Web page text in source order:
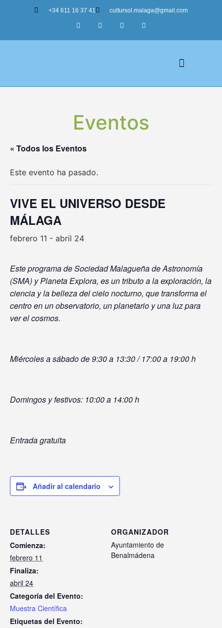
+34 611 16 37 41 cultursol.malaga@gmail.com
Eventos
« Todos los Eventos
Este evento ha pasado.
VIVE EL UNIVERSO DESDE
MÁLAGA
febrero 11 - abril 24
Este programa de Sociedad Malagueña de Astronomía
(SMA) y Planeta Explora, es un tributo a la exploración, la
ciencia y la belleza del cielo nocturno, que transforma el
centro en un observatorio, un planetario y una luz para
ver el cosmos.
Miércoles a sábado de 9:30 a 13:30 / 17:00 a 19:00 h
Domingos y festivos: 10:00 a 14:00 h
Entrada gratuita
Añadir al calendario
DETALLES
Comienza:
febrero 11
Finaliza:
abril 24
Categoría del Evento:
Muestra Científica
Etiquetas del Evento:
ORGANIZADOR
Ayuntamiento de
Benalmádena